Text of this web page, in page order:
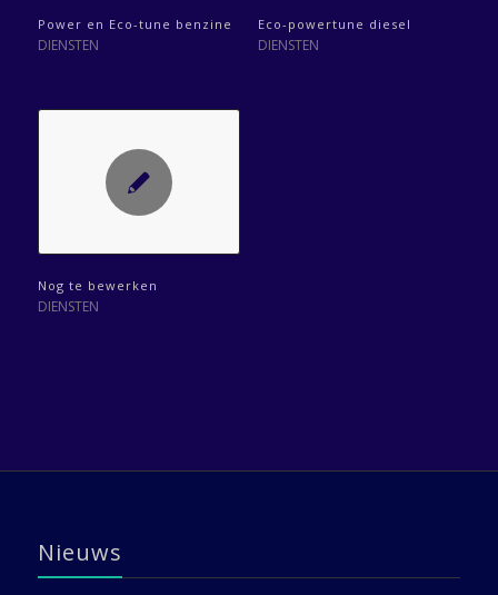
Power en Eco-tune benzine
DIENSTEN
Eco-powertune diesel
DIENSTEN
Nog te bewerken
DIENSTEN
Nieuws